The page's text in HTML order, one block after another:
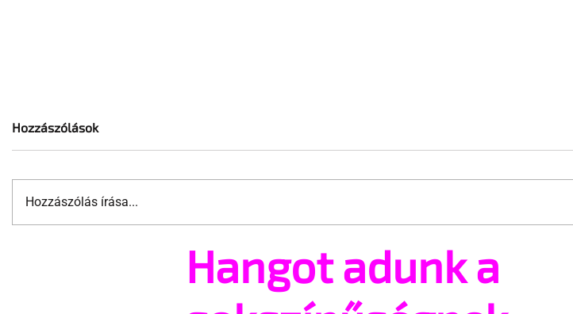
Terrortámadás árnyékában
tartják az idei WorldPride-ot
A London Trans+ Pride
szervezője nem volt hajlandó
ünnepségnek nevezni az
eseményt- a BBC ezért
Hozzászólások
Hozzászólás írása...
Hangot adunk a